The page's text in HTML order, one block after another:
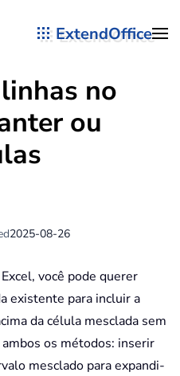
ExtendOffice
no
ou
2025-08-26
você pode querer
existente para incluir a
da célula mesclada sem
os métodos: inserir
mesclado para expandi-